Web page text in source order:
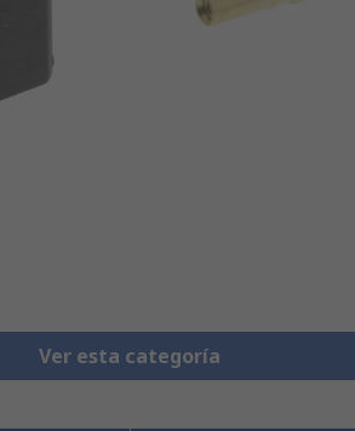
Ver esta categoría